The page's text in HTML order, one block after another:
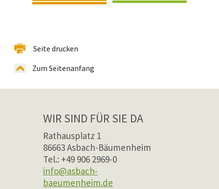
Seite drucken
Zum Seitenanfang
WIR SIND FÜR SIE DA
Rathausplatz 1
86663 Asbach-Bäumenheim
Tel.: +49 906 2969-0
info@asbach-
baeumenheim.de